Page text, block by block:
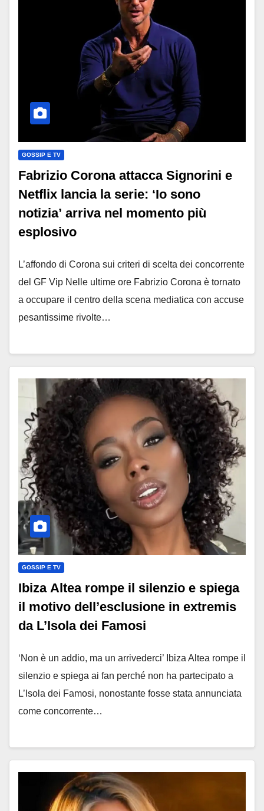
GOSSIP E TV
Fabrizio Corona attacca Signorini e
Netflix lancia la serie: ‘Io sono
notizia’ arriva nel momento più
esplosivo
L’affondo di Corona sui criteri di scelta dei concorrente
del GF Vip Nelle ultime ore Fabrizio Corona è tornato
a occupare il centro della scena mediatica con accuse
pesantissime rivolte…
GOSSIP E TV
Ibiza Altea rompe il silenzio e spiega
il motivo dell’esclusione in extremis
da L’Isola dei Famosi
‘Non è un addio, ma un arrivederci’ Ibiza Altea rompe il
silenzio e spiega ai fan perché non ha partecipato a
L’Isola dei Famosi, nonostante fosse stata annunciata
come concorrente…